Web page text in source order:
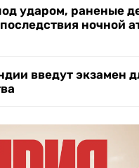
ударом, раненые
ночной
введут экзамен